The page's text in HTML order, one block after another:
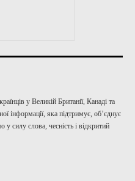
у Великій Британії, Канаді та
яка підтримує, об’єднує
у силу слова, чесність і відкритий